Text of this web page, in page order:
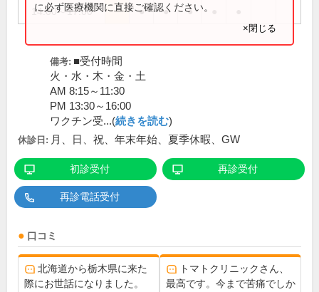
14:00～17:00 ● ● ●
に必ず医療機関に直接ご確認ください。
×閉じる
備考: ■受付時間
火・水・木・金・土
AM 8:15～11:30
PM 13:30～16:00
ワクチン受...(続きを読む)
休診日: 月、日、祝、年末年始、夏季休暇、GW
初診受付 再診受付
再診電話受付
口コミ
北海道から栃木県に来た
際にお世話になりました。
トマトクリニックさん、
最高です。今まで苦痛でしか